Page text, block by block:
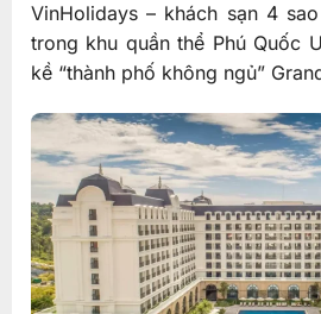
VinHolidays – khách sạn 4
trong khu quần thể Phú Quốc
kề “thành phố không ngủ”